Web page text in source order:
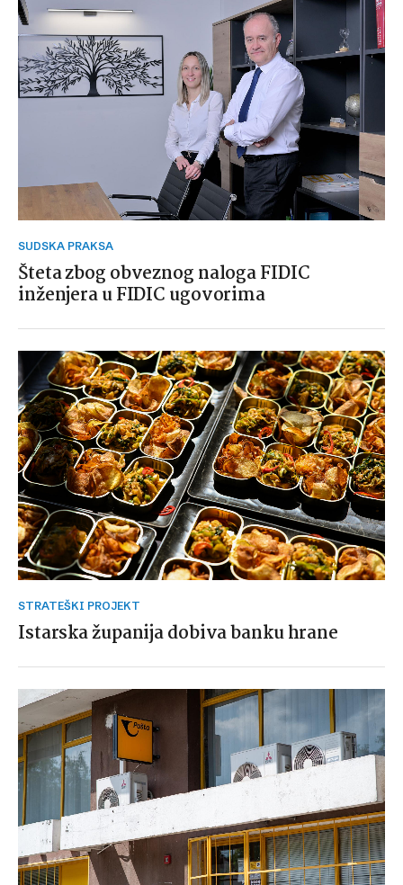
SUDSKA PRAKSA
Šteta zbog obveznog naloga FIDIC
inženjera u FIDIC ugovorima
STRATEŠKI PROJEKT
Istarska županija dobiva banku hrane